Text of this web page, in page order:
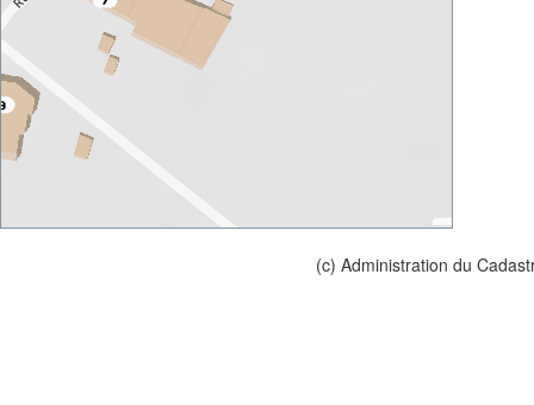
(c) Administration du